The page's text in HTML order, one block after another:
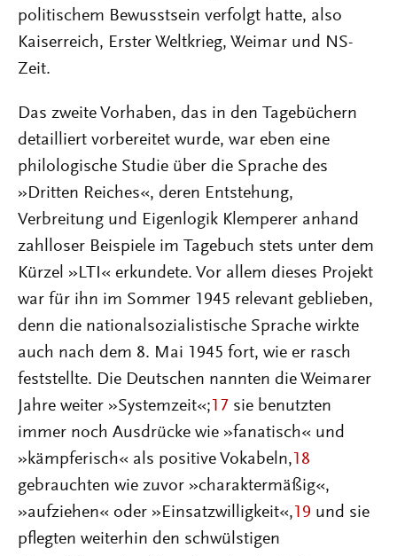
politischem Bewusstsein verfolgt hatte, also
Kaiserreich, Erster Weltkrieg, Weimar und NS-
Zeit.
Das zweite Vorhaben, das in den Tagebüchern
detailliert vorbereitet wurde, war eben eine
philologische Studie über die Sprache des
»Dritten Reiches«, deren Entstehung,
Verbreitung und Eigenlogik Klemperer anhand
zahlloser Beispiele im Tagebuch stets unter dem
Kürzel »LTI« erkundete. Vor allem dieses Projekt
war für ihn im Sommer 1945 relevant geblieben,
denn die nationalsozialistische Sprache wirkte
auch nach dem 8. Mai 1945 fort, wie er rasch
feststellte. Die Deutschen nannten die Weimarer
Jahre weiter »Systemzeit«; 17 sie benutzten
immer noch Ausdrücke wie »fanatisch« und
»kämpferisch« als positive Vokabeln, 18
gebrauchten wie zuvor »charaktermäßig«,
»aufziehen« oder »Einsatzwilligkeit«, 19 und sie
pflegten weiterhin den schwülstigen